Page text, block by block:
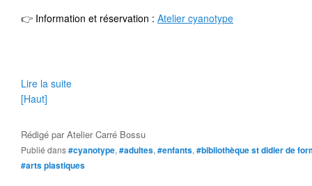
👉 Information et réservation : Atelier cyanotype
Lire la suite
[Haut]
Rédigé parAtelier Carré Bossu
Publié dans#cyanotype, #adultes, #enfants, #bibliothèque st didier de
#arts plastiques